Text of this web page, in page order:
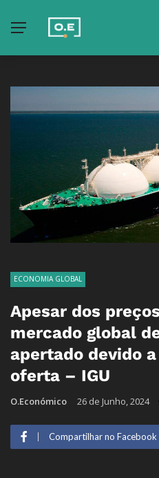
ECONOMIA GLOBAL
Apesar dos
mercado global
apertado devido
oferta – IGU
O.Económico 26 de Junho, 2024
Compartilhar no Facebook